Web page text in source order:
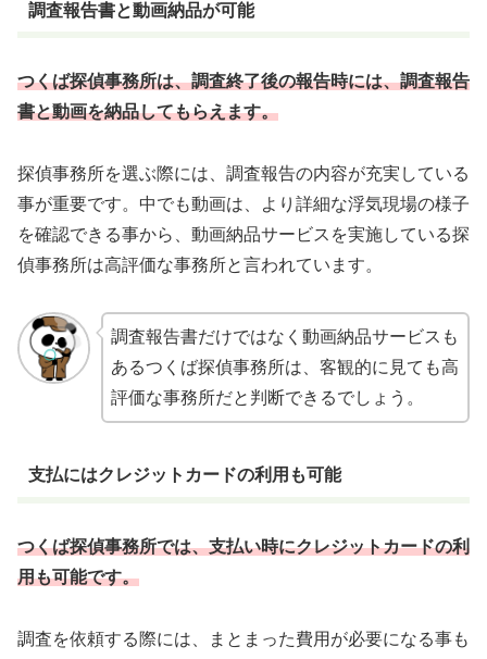
調査報告書と動画納品が可能
つくば探偵事務所は、調査終了後の報告時には、調査報告
書と動画を納品してもらえます。
探偵事務所を選ぶ際には、調査報告の内容が充実している
事が重要です。中でも動画は、より詳細な浮気現場の様子
を確認できる事から、動画納品サービスを実施している探
偵事務所は高評価な事務所と言われています。
調査報告書だけではなく動画納品サービスも
あるつくば探偵事務所は、客観的に見ても高
評価な事務所だと判断できるでしょう。
支払にはクレジットカードの利用も可能
つくば探偵事務所では、支払い時にクレジットカードの利
用も可能です。
調査を依頼する際には、まとまった費用が必要になる事も